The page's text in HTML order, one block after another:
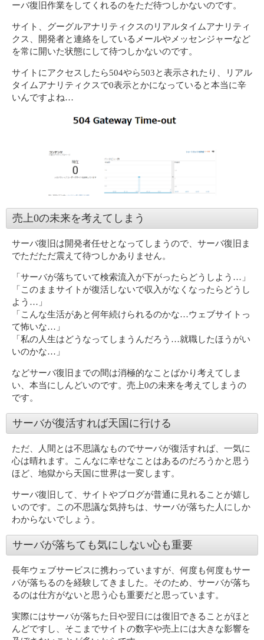
ーバ復旧作業をしてくれるのをただ待つしかないのです。
サイト、グーグルアナリティクスのリアルタイムアナリティ
クス、開発者と連絡をしているメールやメッセンジャーなど
を常に開いた状態にして待つしかないのです。
サイトにアクセスしたら504やら503と表示されたり、リアル
タイムアナリティクスで0表示とかになっていると本当に辛
いんですよね…
売上0の未来を考えてしまう
サーバ復旧は開発者任せとなってしまうので、サーバ復旧ま
でただただ震えて待つしかありません。
「サーバが落ちていて検索流入が下がったらどうしよう…」
「このままサイトが復活しないで収入がなくなったらどうし
よう…」
「こんな生活があと何年続けられるのかな…ウェブサイトっ
て怖いな…」
「私の人生はどうなってしまうんだろう…就職したほうがい
いのかな…」
などサーバ復旧までの間は消極的なことばかり考えてしま
い、本当にしんどいのです。売上0の未来を考えてしまうの
です。
サーバが復活すれば天国に行ける
ただ、人間とは不思議なものでサーバが復活すれば、一気に
心は晴れます。こんなに幸せなことはあるのだろうかと思う
ほど、地獄から天国に世界は一変します。
サーバ復旧して、サイトやブログが普通に見れることが嬉し
いのです。この不思議な気持ちは、サーバが落ちた人にしか
わからないでしょう。
サーバが落ちても気にしない心も重要
長年ウェブサービスに携わっていますが、何度も何度もサー
バが落ちるのを経験してきました。そのため、サーバが落ち
るのは仕方がないと思う心も重要だと思っています。
実際にはサーバが落ちた日や翌日には復旧できることがほと
んどですし、そこまでサイトの数字や売上には大きな影響を